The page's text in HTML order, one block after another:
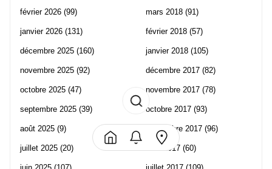
février 2026 (99)
janvier 2026 (131)
décembre 2025 (160)
novembre 2025 (92)
octobre 2025 (47)
septembre 2025 (39)
août 2025 (9)
juillet 2025 (20)
mars 2018 (91)
février 2018 (57)
janvier 2018 (105)
décembre 2017 (82)
novembre 2017 (78)
octobre 2017 (93)
septembre 2017 (96)
août 2017 (60)